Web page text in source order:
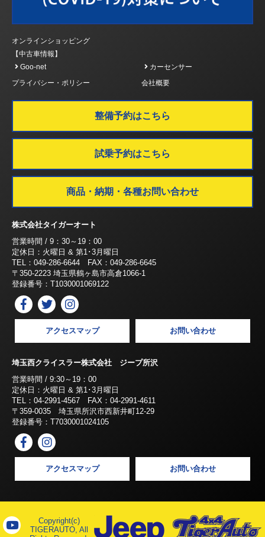
オンラインショッピング
【中古車情報】
Goo-net
カーセンサー
プライバシー・ポリシー
会社概要
整備予約はこちら
試乗予約はこちら
商品・納期・各種お問い合わせ
株式会社タイガーオート
営業時間 / 9：30～19：00
定休日：火曜日 & 第1･3月曜日
TEL：049-286-6644 FAX：049-286-6645
〒350-2223 埼玉県鶴ヶ島市高倉1066-1
登録番号：T1030001069122
アクセスマップ お問い合わせ
埼玉西クライスラー株式会社 ジープ所沢
営業時間 / 9:30～19：00
定休日：火曜日 & 第1･3月曜日
TEL：04-2991-4567 FAX：04-2991-4611
〒359-0035 埼玉県所沢市西新井町12-29
登録番号：T7030001024105
アクセスマップ お問い合わせ
Copyright(c)
TIGERAUTO, All